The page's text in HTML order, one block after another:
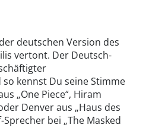
deutschen Version des
vertont. Der Deutsch-
kennst Du seine Stimme
„One Piece“, Hiram
Denver aus „Haus des
bei „The Masked